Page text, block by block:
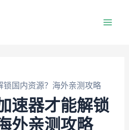
锁国内资源？海外亲测攻略
速器才能解锁
外亲测攻略